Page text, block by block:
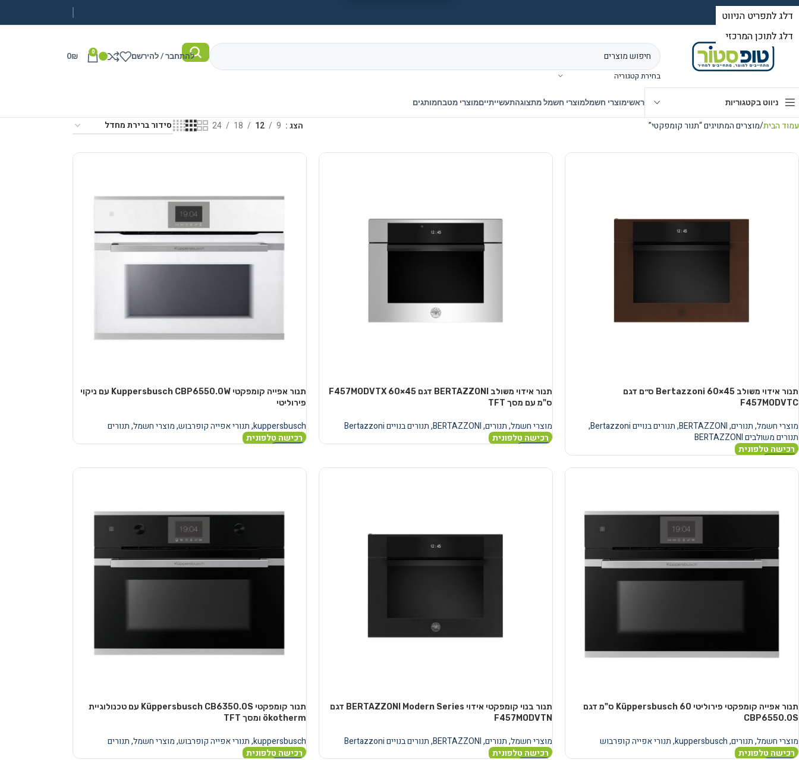
בחירת קטגוריה
להתחבר / להירשם 0
0₪
ניווט בקטגוריות ראשימוצרי חשמלמוצרי חשמל מתצוגהתעשייתייםמוצרי מטבחמותגים
עמוד הבית מוצרים המתויגים “תנור קומפקטי” הצג 9
12
18
24
תנור אידוי משולב Bertazzoni 60×45 ס״ם דגם
F457MODVTC
מוצרי חשמל,תנורים,
BERTAZZONI
,תנורים בנויים Bertazzoni
,
תנורים משולבים BERTAZZONI
רכישה טלפונית
תנור אידוי משולב BERTAZZONI דגם F457MODVTX 60×45
ס"מ עם מסך TFT
מוצרי חשמל,תנורים,
BERTAZZONI
,תנורים בנויים Bertazzoni
רכישה טלפונית
תנור אפייה קומפקטי Kuppersbusch CBP6550.0W עם ניקוי
פירוליטי
kuppersbusch
,תנורי אפייה קופרבוש,מוצרי חשמל,תנורים
רכישה טלפונית
תנור אפייה קומפקטי פירוליטי Küppersbusch 60 ס"מ דגם
CBP6550.0S
מוצרי חשמל,תנורים,
kuppersbusch
,תנורי אפייה קופרבוש
רכישה טלפונית
תנור בנוי קומפקטי אידוי BERTAZZONI Modern Series דגם
F457MODVTN
מוצרי חשמל,תנורים,
BERTAZZONI
,תנורים בנויים Bertazzoni
רכישה טלפונית
תנור קומפקטי Küppersbusch CB6350.0S עם טכנולוגיית
ökotherm ומסך TFT
kuppersbusch
,תנורי אפייה קופרבוש,מוצרי חשמל,תנורים
רכישה טלפונית